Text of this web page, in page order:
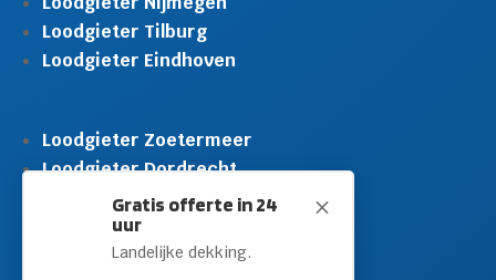
M
Gratis offerte in 24
uur
Landelijke dekking.
Loodgieter Tilburg
Loodgieter Eindhoven
Loodgieter Zoetermeer
Loodgieter Dordrecht
Loodgieter Rijswijk
Loodgieter Schiedam
Loodgieter Leidschendam